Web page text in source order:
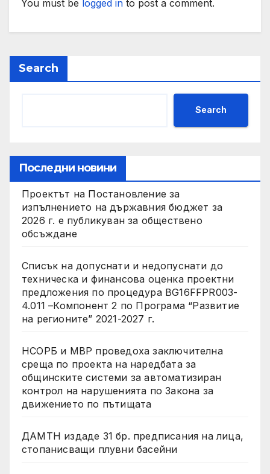
You must be logged in to post a comment.
Search
Search
Последни новини
Проектът на Постановление за
изпълнението на държавния бюджет за
2026 г. е публикуван за обществено
обсъждане
Списък на допуснати и недопуснати до
техническа и финансова оценка проектни
предложения по процедура BG16FFPR003-
4.011 –Компонент 2 по Програма “Развитие
на регионите” 2021-2027 г.
НСОРБ и МВР проведоха заключителна
среща по проекта на наредбата за
общинските системи за автоматизиран
контрол на нарушенията по Закона за
движението по пътищата
ДАМТН издаде 31 бр. предписания на лица,
стопанисващи плувни басейни